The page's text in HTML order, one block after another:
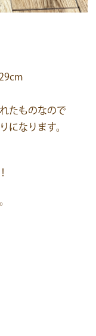
たものなので
になります。